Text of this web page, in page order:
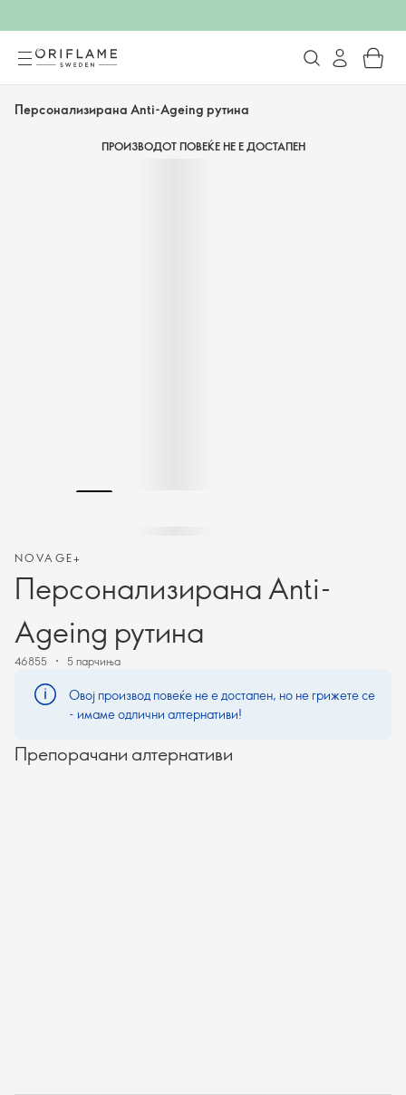
Персонализирана Anti-Ageing рутина
ПРОИЗВОДОТ ПОВЕЌЕ НЕ Е ДОСТАПЕН
NOVAGE+
Персонализирана Anti-
Ageing рутина
46855 5 парчиња
Овој производ повеќе не е достапен, но не грижете се
- имаме одлични алтернативи!
Препорачани алтернативи